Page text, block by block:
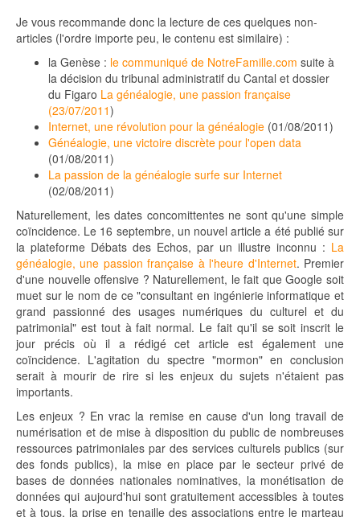
Je vous recommande donc la lecture de ces quelques non-
articles (l'ordre importe peu, le contenu est similaire) :
la Genèse : le communiqué de NotreFamille.com suite à
la décision du tribunal administratif du Cantal et dossier
du Figaro La généalogie, une passion française
(23/07/2011)
Internet, une révolution pour la généalogie (01/08/2011)
Généalogie, une victoire discrète pour l'open data
(01/08/2011)
La passion de la généalogie surfe sur Internet
(02/08/2011)
Naturellement, les dates concomittentes ne sont qu'une simple
coïncidence. Le 16 septembre, un nouvel article a été publié sur
la plateforme Débats des Echos, par un illustre inconnu : La
généalogie, une passion française à l'heure d'Internet. Premier
d'une nouvelle offensive ? Naturellement, le fait que Google soit
muet sur le nom de ce "consultant en ingénierie informatique et
grand passionné des usages numériques du culturel et du
patrimonial" est tout à fait normal. Le fait qu'il se soit inscrit le
jour précis où il a rédigé cet article est également une
coïncidence. L'agitation du spectre "mormon" en conclusion
serait à mourir de rire si les enjeux du sujets n'étaient pas
importants.
Les enjeux ? En vrac la remise en cause d'un long travail de
numérisation et de mise à disposition du public de nombreuses
ressources patrimoniales par des services culturels publics (sur
des fonds publics), la mise en place par le secteur privé de
bases de données nationales nominatives, la monétisation de
données qui aujourd'hui sont gratuitement accessibles à toutes
et à tous, la prise en tenaille des associations entre le marteau